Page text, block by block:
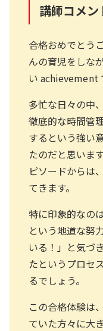
講師コメン
合格おめでとう
んの育児をしな
い achievement
多忙な日々の中
徹底的な時間管
するという強い
たのだと思いま
ピソードからは
てきます。
特に印象的なの
という地道な努
いる！」と気づ
たというプロセ
るでしょう。
この合格体験は
ていた方々に大